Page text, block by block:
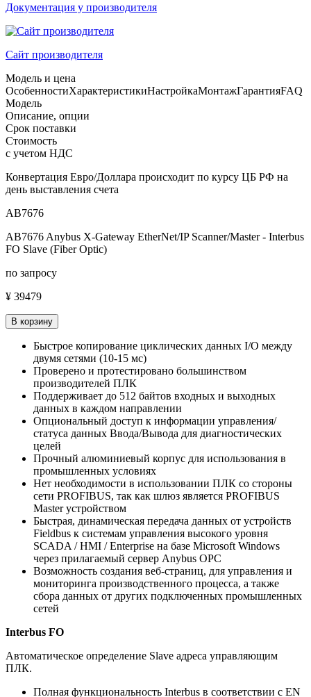
Документация у производителя
Сайт производителя
Модель и цена
ОсобенностиХарактеристикиНастройкаМонтажГарантияFAQ
Модель
Описание, опции
Срок поставки
Стоимость
с учетом НДС
Конвертация Евро/Доллара происходит по курсу ЦБ РФ на
день выставления счета
AB7676
AB7676 Anybus X-Gateway EtherNet/IP Scanner/Master - Interbus
FO Slave (Fiber Optic)
по запросу
¥ 39479
В корзину
Быстрое копирование циклических данных I/O между
двумя сетями (10-15 мс)
Проверено и протестировано большинством
производителей ПЛК
Поддерживает до 512 байтов входных и выходных
данных в каждом направлении
Опциональный доступ к информации управления/
статуса данных Ввода/Вывода для диагностических
целей
Прочный алюминиевый корпус для использования в
промышленных условиях
Нет необходимости в использовании ПЛК со стороны
сети PROFIBUS, так как шлюз является PROFIBUS
Master устройством
Быстрая, динамическая передача данных от устройств
Fieldbus к системам управления высокого уровня
SCADA / HMI / Enterprise на базе Microsoft Windows
через прилагаемый сервер Anybus OPC
Возможность создания веб-страниц, для управления и
мониторинга производственного процесса, а также
сбора данных от других подключенных промышленных
сетей
Interbus FO
Автоматическое определение Slave адреса управляющим
ПЛК.
Полная функциональность Interbus в соответствии с EN